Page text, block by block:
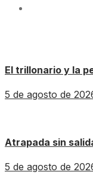
El trillonario y la
5 de agosto de
Atrapada sin
5 de agosto de